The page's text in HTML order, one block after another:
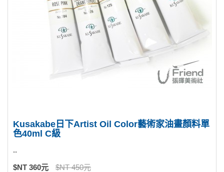
Kusakabe日下Artist Oil Color藝術家油畫顏料單
色40ml C級
..
$NT 360元 $NT 450元